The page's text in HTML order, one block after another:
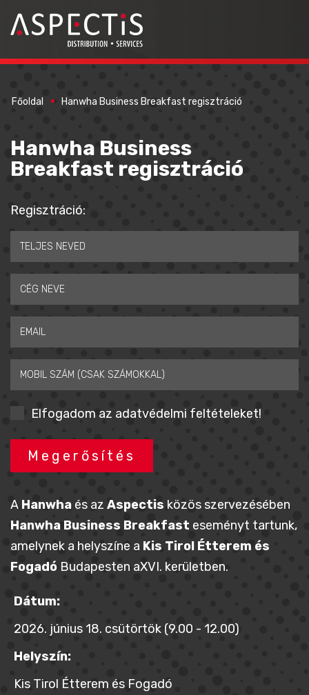
Főoldal Hanwha Business Breakfast regisztráció
Hanwha Business
Breakfast regisztráció
Regisztráció:
Elfogadom az adatvédelmi feltételeket!
Megerősítés
A Hanwha és az Aspectis közös szervezésében
Hanwha Business Breakfast eseményt tartunk,
amelynek a helyszíne a Kis Tirol Étterem és
Fogadó Budapesten aXVI. kerületben.
Dátum:
2026. június 18. csütörtök (9.00 - 12.00)
Helyszín:
Kis Tirol Étterem és Fogadó